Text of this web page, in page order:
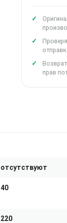
прав
отсутствуют
40
220